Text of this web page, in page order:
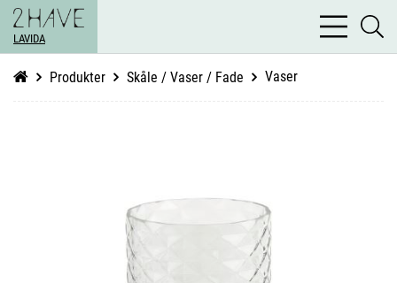
LAVIDA
bars
light
Produkter Skåle / Vaser / Fade Vaser